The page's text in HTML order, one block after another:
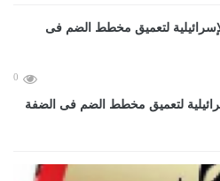
0
لتعميق مخطط الضم فى الضفة